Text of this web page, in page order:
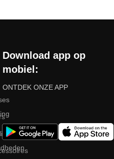
Download app op
mobiel:
ONTDEK ONZE APP